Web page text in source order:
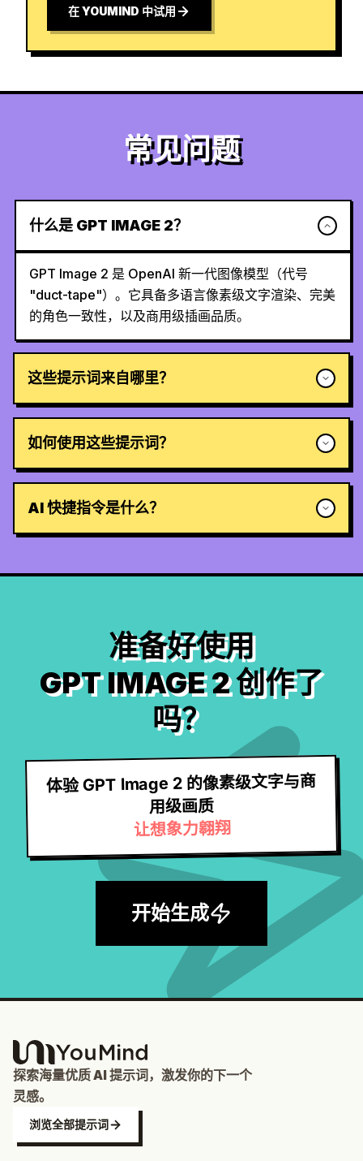
在 YOUMIND 中试用
常见问题
什么是 GPT IMAGE 2？
GPT Image 2 是 OpenAI 新一代图像模型（代号
"duct-tape"）。它具备多语言像素级文字渲染、完美
的角色一致性，以及商用级插画品质。
这些提示词来自哪里？
如何使用这些提示词？
AI 快捷指令是什么？
准备好使用
GPT IMAGE 2 创作了
吗？
体验 GPT Image 2 的像素级文字与商
用级画质
让想象力翱翔
开始生成
探索海量优质 AI 提示词，激发你的下一个
灵感。
浏览全部提示词